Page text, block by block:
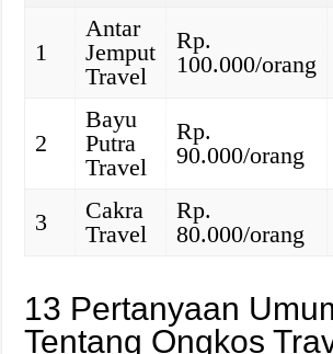
1
Antar
Jemput
Travel
Rp.
100.000/orang
2
Bayu
Putra
Travel
Rp.
90.000/orang
3
Cakra
Travel
Rp.
80.000/orang
13 Pertanyaan
Tentang Ongkos